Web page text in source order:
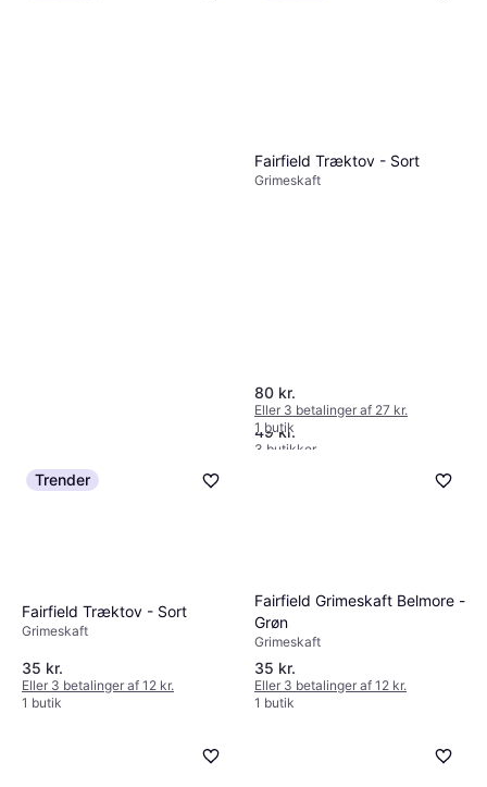
ELDORADO Træktov
Grimeskaft
49 kr.
3 butikker
Fairfield Træktov - Sort
Grimeskaft
80 kr.
Eller 3 betalinger af 27 kr.
1 butik
Trender
Fairfield Træktov - Sort
Grimeskaft
35 kr.
Eller 3 betalinger af 12 kr.
1 butik
Fairfield Grimeskaft Belmore -
Grøn
Grimeskaft
35 kr.
Eller 3 betalinger af 12 kr.
1 butik